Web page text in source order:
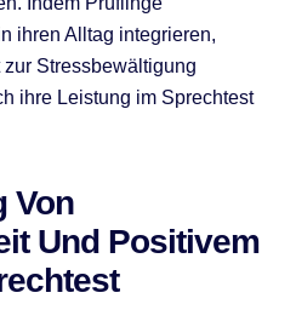
ihren Alltag integrieren,
Stressbewältigung
ihre Leistung im Sprechtest
Von
Und Positivem